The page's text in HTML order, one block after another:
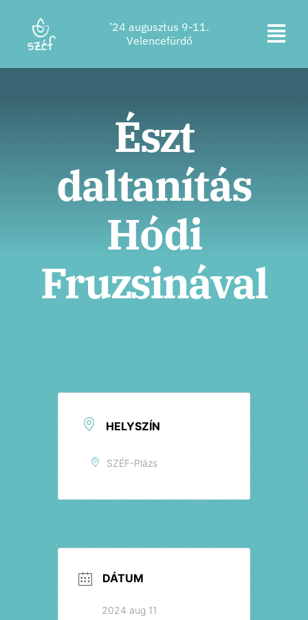
tartalomra
be
Jegyvásárlás
Szállás
Rólunk
Kapcsolat
Helyszín
Támogatók
’24 augusztus 9-11.
Velencefürdő
Észt
daltanítás
Hódi
Fruzsinával
HELYSZÍN
SZÉF-Plázs
DÁTUM
2024 aug 11